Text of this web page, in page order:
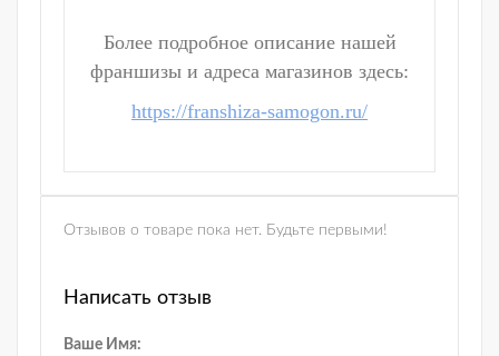
Более подробное описание нашей
франшизы и адреса магазинов здесь:
https://franshiza-samogon.ru/
Отзывов о товаре пока нет. Будьте первыми!
Написать отзыв
Ваше Имя: